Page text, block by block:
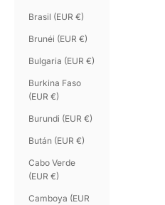
Brasil (EUR €)
Brunéi (EUR €)
Bulgaria (EUR €)
Burkina Faso
(EUR €)
Burundi (EUR €)
Bután (EUR €)
Cabo Verde
(EUR €)
Camboya (EUR